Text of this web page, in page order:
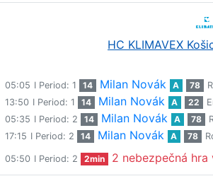
HC KLIMAVEX
05:05 I Period: 1 14 Milan Novák A 78
13:50 I Period: 1 14 Milan Novák A 22
05:35 I Period: 2 14 Milan Novák A 78
17:15 I Period: 2 14 Milan Novák A 78
05:50 I Period: 2 2min 2 nebezpečná